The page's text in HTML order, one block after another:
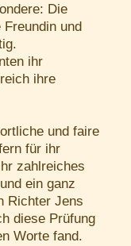
Die
und
ihr
ihre
und faire
für ihr
zahlreiches
ein ganz
Richter Jens
diese Prüfung
Worte fand.